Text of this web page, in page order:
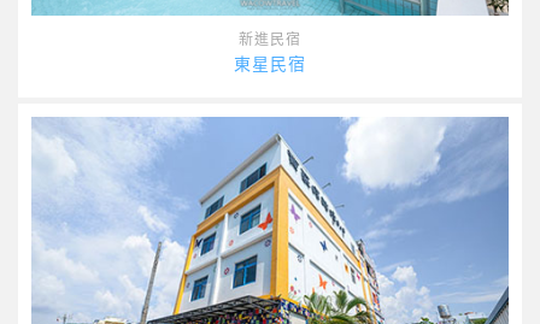
新進民宿
東星民宿